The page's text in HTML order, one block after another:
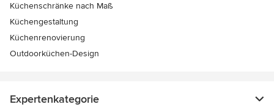
Küchenschränke nach Maß
Küchengestaltung
Küchenrenovierung
Outdoorküchen-Design
Expertenkategorie